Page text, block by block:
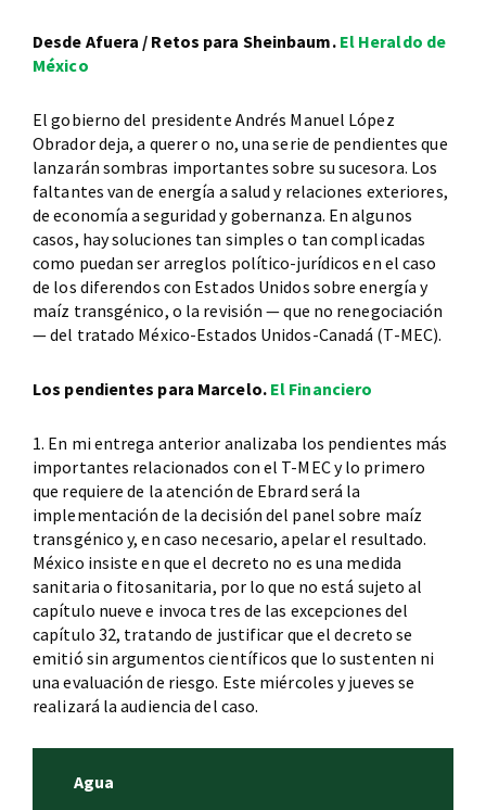
Desde Afuera / Retos para Sheinbaum. El Heraldo de
México
El gobierno del presidente Andrés Manuel López
Obrador deja, a querer o no, una serie de pendientes que
lanzarán sombras importantes sobre su sucesora. Los
faltantes van de energía a salud y relaciones exteriores,
de economía a seguridad y gobernanza. En algunos
casos, hay soluciones tan simples o tan complicadas
como puedan ser arreglos político-jurídicos en el caso
de los diferendos con Estados Unidos sobre energía y
maíz transgénico, o la revisión — que no renegociación
— del tratado México-Estados Unidos-Canadá (T-MEC).
Los pendientes para Marcelo. El Financiero
1. En mi entrega anterior analizaba los pendientes más
importantes relacionados con el T-MEC y lo primero
que requiere de la atención de Ebrard será la
implementación de la decisión del panel sobre maíz
transgénico y, en caso necesario, apelar el resultado.
México insiste en que el decreto no es una medida
sanitaria o fitosanitaria, por lo que no está sujeto al
capítulo nueve e invoca tres de las excepciones del
capítulo 32, tratando de justificar que el decreto se
emitió sin argumentos científicos que lo sustenten ni
una evaluación de riesgo. Este miércoles y jueves se
realizará la audiencia del caso.
Agua